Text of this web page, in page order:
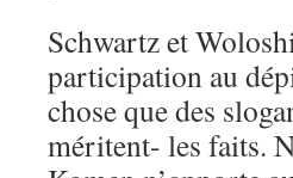
Schwartz et
participation au
chose que des
méritent- les faits.